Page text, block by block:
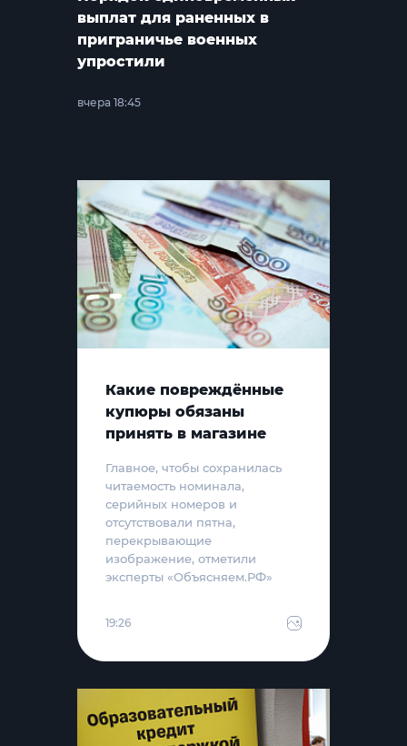
выплат для раненных в
приграничье военных
упростили
вчера 18:45
Какие повреждённые
купюры обязаны
принять в магазине
Главное, чтобы сохранилась
читаемость номинала,
серийных номеров и
отсутствовали пятна,
перекрывающие
изображение, отметили
эксперты «Объясняем.РФ»
19:26